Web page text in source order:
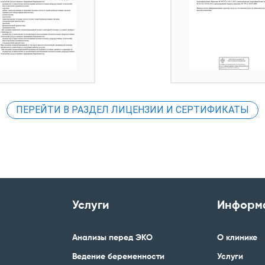
ПЕРЕЙТИ В РАЗДЕЛ ЛИЦЕНЗИИ И СЕРТИФИКАТЫ
Услуги
Анализы перед ЭКО
Ведение беременности
О клинике
Услуги